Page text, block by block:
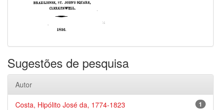
Sugestões de pesquisa
Autor
1
Costa, Hipólito José da, 1774-1823